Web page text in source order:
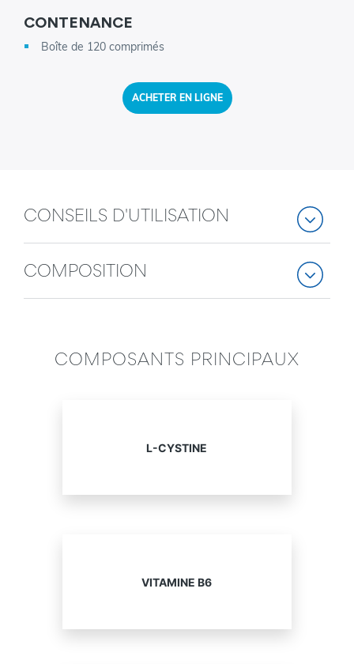
CONTENANCE
Boîte de 120 comprimés
ACHETER EN LIGNE
CONSEILS D'UTILISATION
COMPOSITION
COMPOSANTS PRINCIPAUX
L-CYSTINE
VITAMINE B6